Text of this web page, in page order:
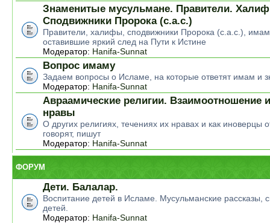
Знаменитые мусульмане. Правители.
Сподвижники Пророка (с.а.с.)
Правители, халифы, сподвижники Пророка (с.а.с.),
оставившие яркий след на Пути к Истине
Модератор: Hanifa-Sunnat
Вопрос имаму
Задаем вопросы о Исламе, на которые ответят имам и
Модератор: Hanifa-Sunnat
Авраамические религии. Взаимоотношение
нравы
О других религиях, течениях их нравах и как иноверцы
говорят, пишут
Модератор: Hanifa-Sunnat
ФОРУМ
Дети. Балалар.
Воспитание детей в Исламе. Мусульманские рассказы,
детей.
Модератор: Hanifa-Sunnat